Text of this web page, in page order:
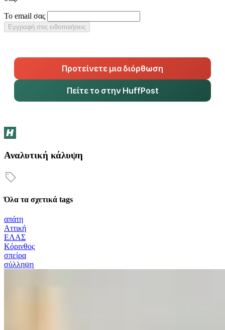
Το email σας
Εγγραφή στις ειδοποιήσεις
Προτείνετε μια διόρθωση
Πείτε το στην HuffPost
Αναλυτική κάλυψη
Όλα τα σχετικά tags
απάτη
Αττική
ΕΛΑΣ
Κόρινθος
σπείρα
σύλληψη